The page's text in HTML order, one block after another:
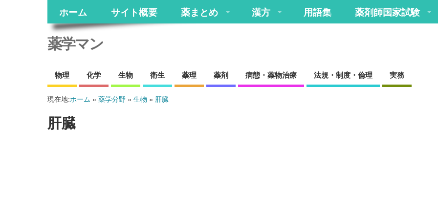
ホーム サイト概要 薬まとめ 漢方 用語集 薬剤師国家試験
薬学マン
物理 化学 生物 衛生 薬理 薬剤 病態・薬物治療 法規・制度・倫理 実務
現在地:ホーム » 薬学分野 » 生物 » 肝臓
肝臓